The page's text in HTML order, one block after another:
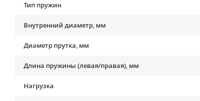
Тип пружин
Внутренний диаметр, мм
Диаметр прутка, мм
Длина пружины (левая/правая), мм
Нагрузка